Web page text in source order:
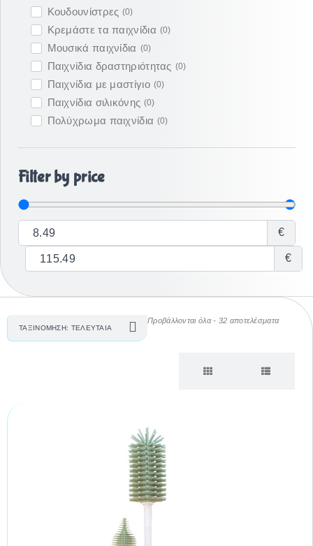
Κουδουνίστρες (0)
Κρεμάστε τα παιχνίδια (0)
Μουσικά παιχνίδια (0)
Παιχνίδια δραστηριότητας (0)
Παιχνίδια με μαστίγιο (0)
Παιχνίδια σιλικόνης (0)
Πολύχρωμα παιχνίδια (0)
Filter by price
€
€
Προβάλλονται όλα - 32 αποτελέσματα